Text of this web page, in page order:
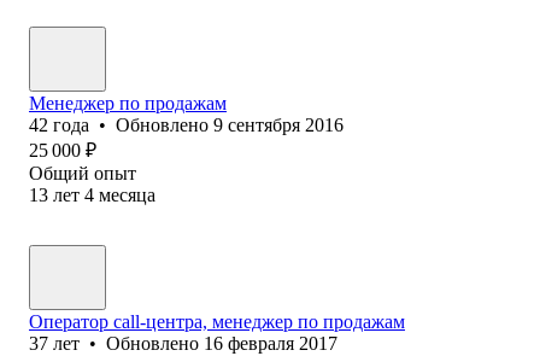
Менеджер по продажам
42 года • Обновлено 9 сентября 2016
25 000 ₽
Общий опыт
13 лет 4 месяца
Оператор call-центра, менеджер по продажам
37 лет • Обновлено 16 февраля 2017